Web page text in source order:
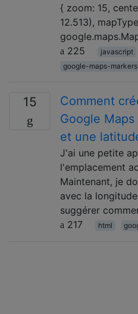
{ zoom: 15,
12.513),
225
javascript
google-maps-markers
15
Comment
Google
et une
J'ai une petite
l'emplacement
Maintenant, je
avec la
suggérer
217
html